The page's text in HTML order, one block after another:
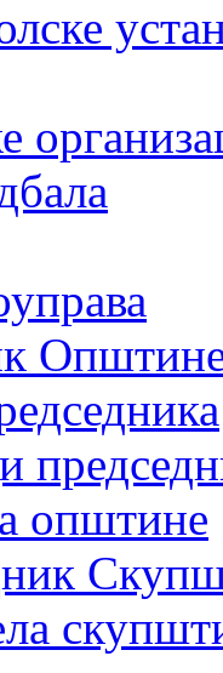
општине